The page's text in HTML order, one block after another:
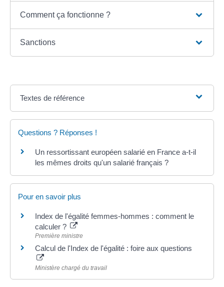
Comment ça fonctionne ?
Sanctions
Textes de référence
Questions ? Réponses !
Un ressortissant européen salarié en France a-t-il
les mêmes droits qu'un salarié français ?
Pour en savoir plus
Index de l'égalité femmes-hommes : comment le
calculer ?
Première ministre
Calcul de l'Index de l'égalité : foire aux questions
Ministère chargé du travail